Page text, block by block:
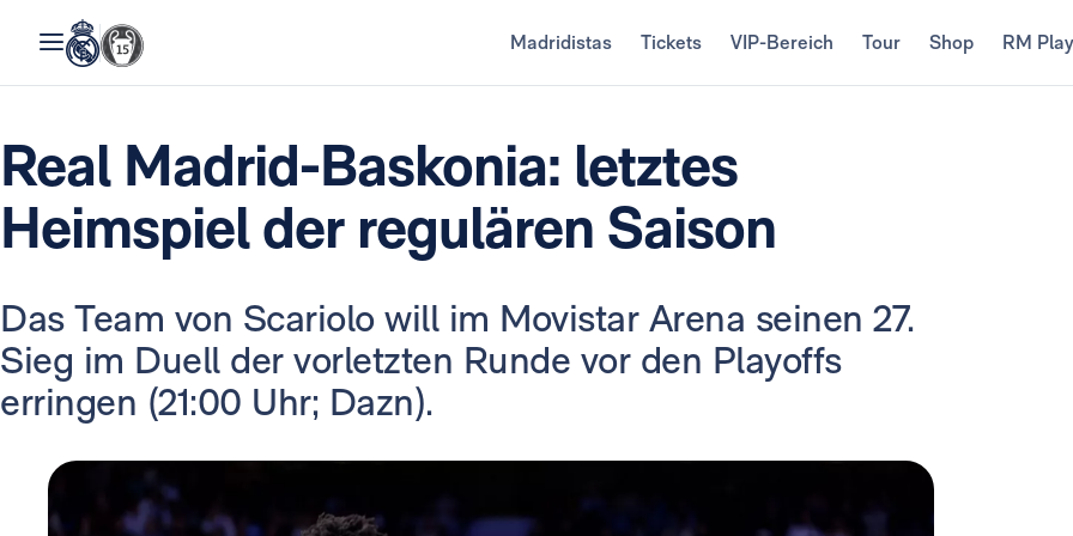
Madridistas Tickets VIP-Bereich Tour Shop RM Play
Real Madrid-Baskonia: letztes
Heimspiel der regulären Saison
Das Team von Scariolo will im Movistar Arena seinen 27.
Sieg im Duell der vorletzten Runde vor den Playoffs
erringen (21:00 Uhr; Dazn).